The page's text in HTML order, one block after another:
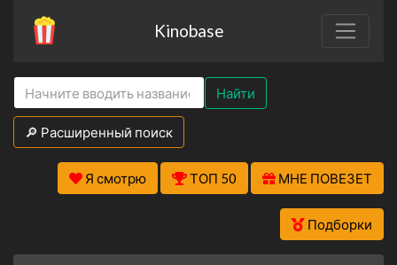
Kinobase
Найти
🔎 Расширенный поиск
Я смотрю ТОП 50 МНЕ ПОВЕЗЕТ
Подборки